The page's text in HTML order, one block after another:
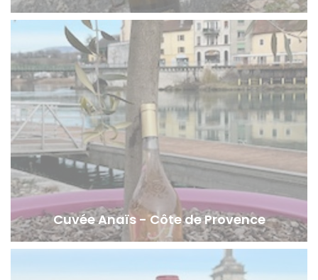
Cuvée Anaïs - Côte de Provence